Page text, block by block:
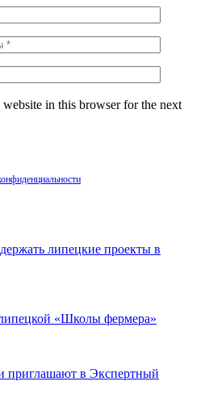
website in this browser for the next
липецкие проекты в
«Школы фермера»
приглашают в Экспертный